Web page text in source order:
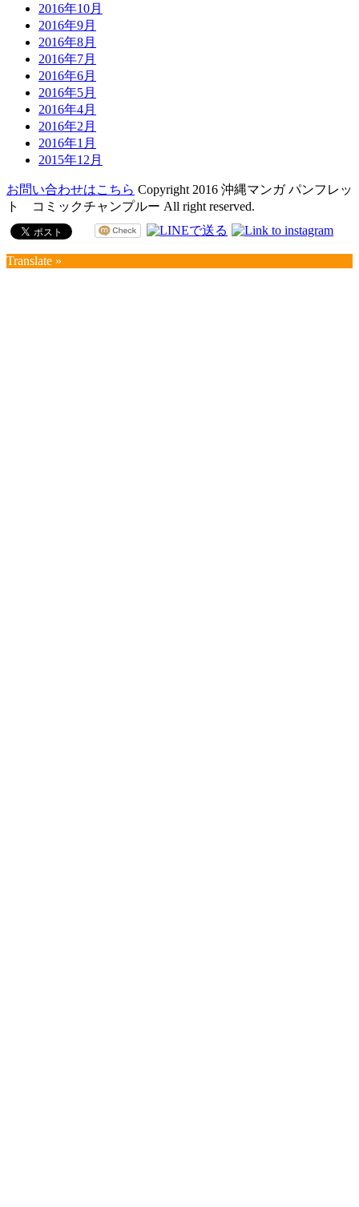
2016年10月
2016年9月
2016年8月
2016年7月
2016年6月
2016年5月
2016年4月
2016年2月
2016年1月
2015年12月
お問い合わせはこちら Copyright 2016 沖縄マンガ パンフレッ
ト コミックチャンプルー All right reserved.
Translate »